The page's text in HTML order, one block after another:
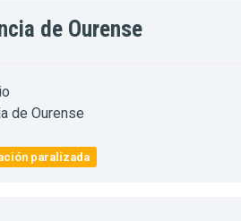
de Ourense
de Ourense
paralizada